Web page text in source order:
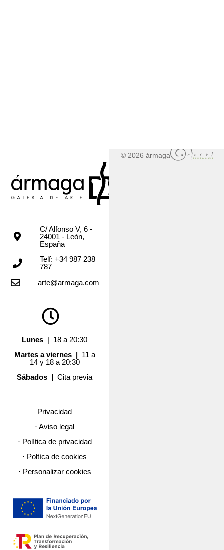
C/ Alfonso V, 6 -
24001 - León,
España
Telf: +34 987 238
787
arte@armaga.com
Lunes | 18 a 20:30
Martes a viernes | 11 a
14 y 18 a 20:30
Sábados |Cita previa
Privacidad
· Aviso legal
· Política de privacidad
· Poltíca de cookies
· Personalizar cookies
© 2026 ármaga